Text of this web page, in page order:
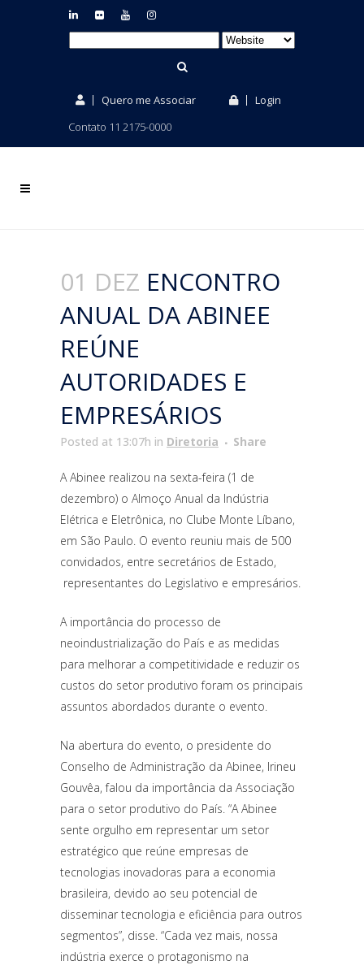
Quero me Associar
Login
Contato 11 2175-0000
01 DEZ ENCONTRO
ANUAL DA ABINEE
REÚNE
AUTORIDADES E
EMPRESÁRIOS
Posted at 13:07h in Diretoria Share
A Abinee realizou na sexta-feira (1 de
dezembro) o Almoço Anual da Indústria
Elétrica e Eletrônica, no Clube Monte Líbano,
em São Paulo. O evento reuniu mais de 500
convidados, entre secretários de Estado,
representantes do Legislativo e empresários.
A importância do processo de
neoindustrialização do País e as medidas
para melhorar a competitividade e reduzir os
custos do setor produtivo foram os principais
assuntos abordados durante o evento.
Na abertura do evento, o presidente do
Conselho de Administração da Abinee, Irineu
Gouvêa, falou da importância da Associação
para o setor produtivo do País. “A Abinee
sente orgulho em representar um setor
estratégico que reúne empresas de
tecnologias inovadoras para a economia
brasileira, devido ao seu potencial de
disseminar tecnologia e eficiência para outros
segmentos”, disse. “Cada vez mais, nossa
indústria exerce o protagonismo na